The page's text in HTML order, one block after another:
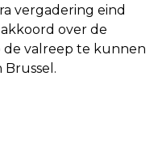
vergadering eind
over de
valreep te kunnen